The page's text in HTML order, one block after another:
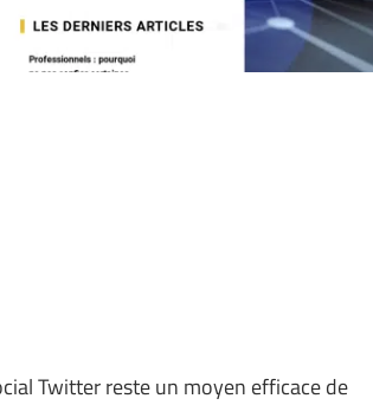
Twitter reste un moyen efficace de